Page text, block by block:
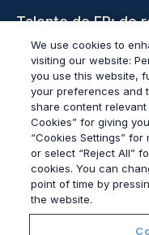
Talento de FP: de
competitiva
Leer más
©
Ley contra
We use cookies to
visiting our website:
you use this website,
your preferences and
share content relevant
Cookies” for giving
“Cookies Settings”
or select “Reject All”
cookies. You can
point of time by
the website.